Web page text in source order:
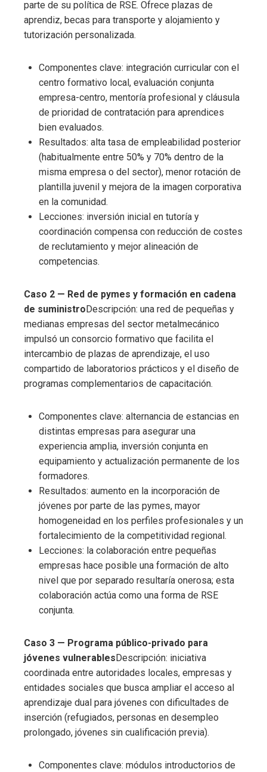
parte de su política de RSE. Ofrece plazas de
aprendiz, becas para transporte y alojamiento y
tutorización personalizada.
Componentes clave: integración curricular con el
centro formativo local, evaluación conjunta
empresa-centro, mentoría profesional y cláusula
de prioridad de contratación para aprendices
bien evaluados.
Resultados: alta tasa de empleabilidad posterior
(habitualmente entre 50% y 70% dentro de la
misma empresa o del sector), menor rotación de
plantilla juvenil y mejora de la imagen corporativa
en la comunidad.
Lecciones: inversión inicial en tutoría y
coordinación compensa con reducción de costes
de reclutamiento y mejor alineación de
competencias.
Caso 2 — Red de pymes y formación en cadena
de suministro Descripción: una red de pequeñas y
medianas empresas del sector metalmecánico
impulsó un consorcio formativo que facilita el
intercambio de plazas de aprendizaje, el uso
compartido de laboratorios prácticos y el diseño de
programas complementarios de capacitación.
Componentes clave: alternancia de estancias en
distintas empresas para asegurar una
experiencia amplia, inversión conjunta en
equipamiento y actualización permanente de los
formadores.
Resultados: aumento en la incorporación de
jóvenes por parte de las pymes, mayor
homogeneidad en los perfiles profesionales y un
fortalecimiento de la competitividad regional.
Lecciones: la colaboración entre pequeñas
empresas hace posible una formación de alto
nivel que por separado resultaría onerosa; esta
colaboración actúa como una forma de RSE
conjunta.
Caso 3 — Programa público-privado para
jóvenes vulnerables Descripción: iniciativa
coordinada entre autoridades locales, empresas y
entidades sociales que busca ampliar el acceso al
aprendizaje dual para jóvenes con dificultades de
inserción (refugiados, personas en desempleo
prolongado, jóvenes sin cualificación previa).
Componentes clave: módulos introductorios de